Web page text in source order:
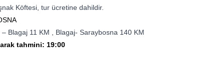
Köftesi, tur ücretine dahildir.
Blagaj 11 KM , Blagaj- Saraybosna 140 KM
tahmini: 19:00